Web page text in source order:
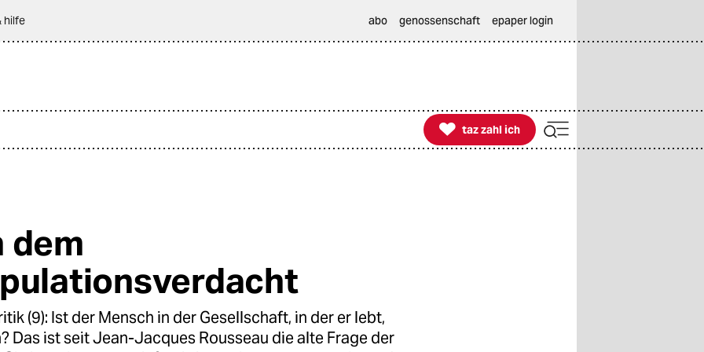
hilfe abo genossenschaft epaper login

taz zahl ich
taz zahl ich
dem
(9): Ist der Mensch in der Gesellschaft, in der er lebt,
Das ist seit Jean-Jacques Rousseau die alte Frage der